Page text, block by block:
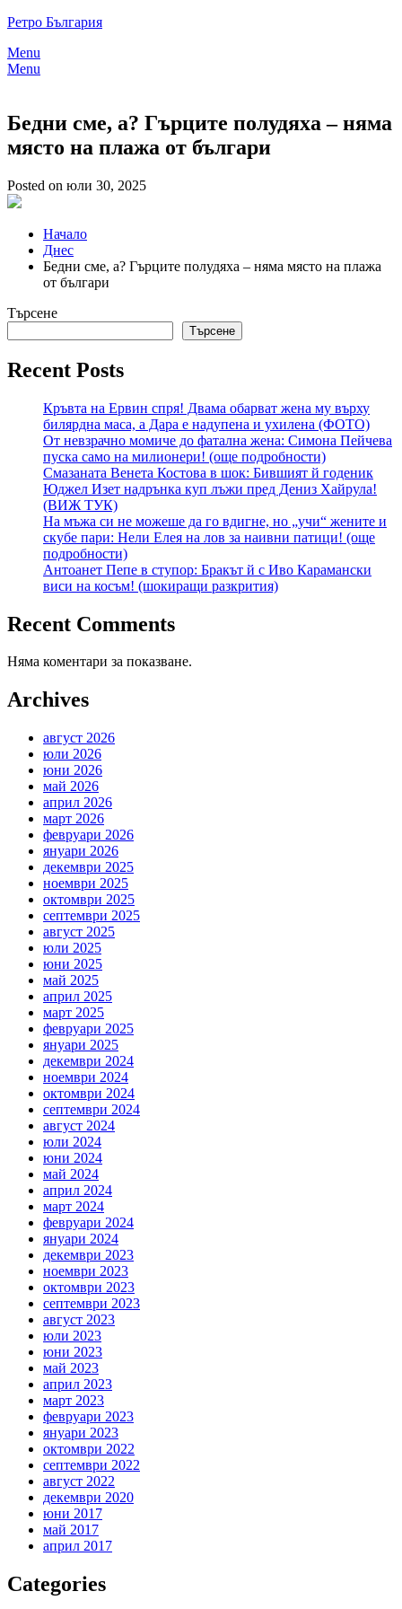
Skip
content
Ретро България
Menu
Menu
Бедни сме, а? Гърците полудяха – няма
място на плажа от българи
Posted on юли 30, 2025
Начало
Днес
Бедни сме, а? Гърците полудяха – няма място на плажа
от българи
Търсене
Търсене
Recent Posts
Кръвта на Ервин спря! Двама обарват жена му върху
билярдна маса, а Дара е надупена и ухилена (ФОТО)
От невзрачно момиче до фатална жена: Симона Пейчева
пуска само на милионери! (още подробности)
Смазаната Венета Костова в шок: Бившият й годеник
Юджел Изет надрънка куп лъжи пред Дениз Хайрула!
(ВИЖ ТУК)
На мъжа си не можеше да го вдигне, но „учи“ жените и
скубе пари: Нели Елея на лов за наивни патици! (още
подробности)
Антоанет Пепе в ступор: Бракът й с Иво Карамански
виси на косъм! (шокиращи разкрития)
Recent Comments
Няма коментари за показване.
Archives
август 2026
юли 2026
юни 2026
май 2026
април 2026
март 2026
февруари 2026
януари 2026
декември 2025
ноември 2025
октомври 2025
септември 2025
август 2025
юли 2025
юни 2025
май 2025
април 2025
март 2025
февруари 2025
януари 2025
декември 2024
ноември 2024
октомври 2024
септември 2024
август 2024
юли 2024
юни 2024
май 2024
април 2024
март 2024
февруари 2024
януари 2024
декември 2023
ноември 2023
октомври 2023
септември 2023
август 2023
юли 2023
юни 2023
май 2023
април 2023
март 2023
февруари 2023
януари 2023
октомври 2022
септември 2022
август 2022
декември 2020
юни 2017
май 2017
април 2017
Categories